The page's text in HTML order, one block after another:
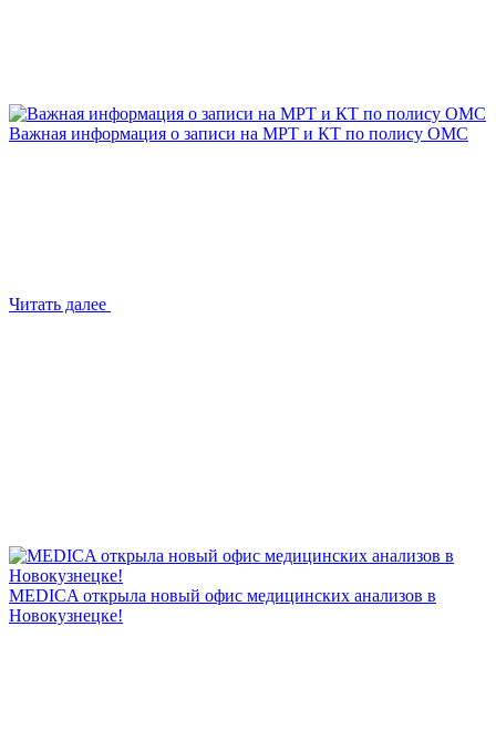
Важная информация о записи на МРТ и КТ по полису ОМС
Читать далее
MEDICA открыла новый офис медицинских анализов в
Новокузнецке!